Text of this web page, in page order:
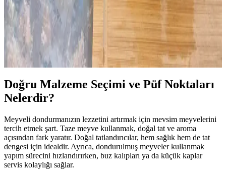
Saklama
Fazla patatesleri bozulmadan değerlendirmek için dondurulmuş
patates dilimleri hazırlama yöntemi anlatılıyor. Ön haşlama, kurutma,
baharatlama ve doğru saklama teknikleriyle lezzetli ve pratik
çözümler sunuluyor.
Doğru Malzeme Seçimi ve Püf Noktaları
Nelerdir?
Meyveli dondurmanızın lezzetini artırmak için mevsim meyvelerini
tercih etmek şart. Taze meyve kullanmak, doğal tat ve aroma
açısından fark yaratır. Doğal tatlandırıcılar, hem sağlık hem de tat
dengesi için idealdir. Ayrıca, dondurulmuş meyveler kullanmak
yapım sürecini hızlandırırken, buz kalıpları ya da küçük kaplar
servis kolaylığı sağlar.